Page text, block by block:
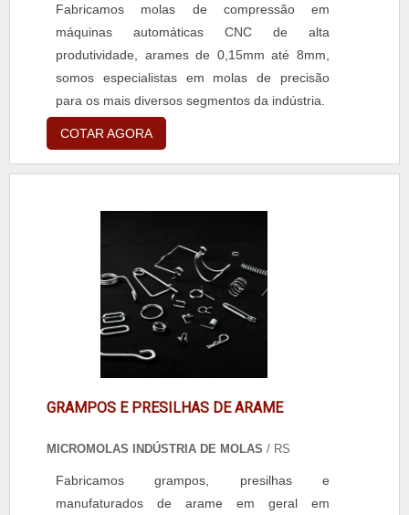
Fabricamos molas de compressão em
máquinas automáticas CNC de alta
produtividade, arames de 0,15mm até 8mm,
somos especialistas em molas de precisão
para os mais diversos segmentos da indústria.
COTAR AGORA
GRAMPOS E PRESILHAS DE ARAME
MICROMOLAS INDÚSTRIA DE MOLAS / RS
Fabricamos grampos, presilhas e
manufaturados de arame em geral em